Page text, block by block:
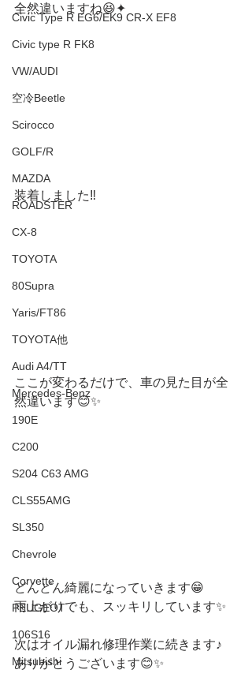
Civic Type R EG6/EK9 CR-X EF8
Civic type R FK8
VW/AUDI
空冷Beetle
Scirocco
GOLF/R
MAZDA
ROADSTER
CX-8
TOYOTA
80Supra
Yaris/FT86
TOYOTA他
Audi A4/TT
Mercedes-Benz
190E
C200
S204 C63 AMG
CLS55AMG
SL350
Chevrole
Corvette
PEUGEOT
106S16
Mitsubishi
全然違いますね😆✦
装着しました‼️
ここが変わるだけで、車の見た目が全
然違います😊✨
どんどん綺麗になっていきます😁
雨上がりでも、スッキリしています✨
次はオイル漏れ修理作業に続きます♪
ありがとうございます😊✨